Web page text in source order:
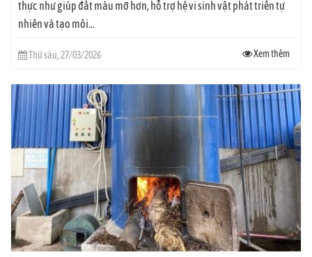
thực như giúp đất màu mỡ hơn, hỗ trợ hệ vi sinh vật phát triển tự
nhiên và tạo môi...
Thứ sáu, 27/03/2026 Xem thêm